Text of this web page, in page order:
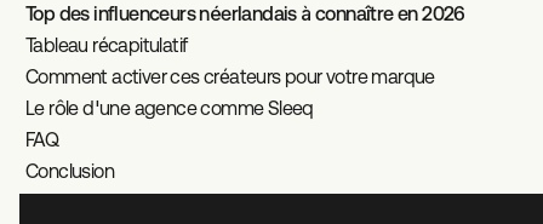
Top des influenceurs néerlandais à connaître en 2026
Tableau récapitulatif
Comment activer ces créateurs pour votre marque
Le rôle d'une agence comme Sleeq
FAQ
Conclusion